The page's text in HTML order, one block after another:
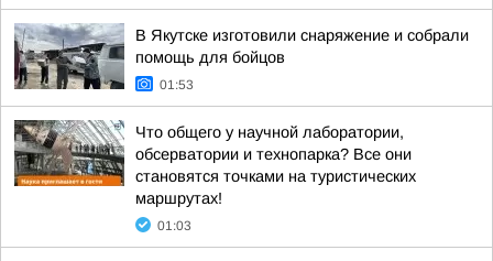
В Якутске изготовили снаряжение и собрали
помощь для бойцов
01:53
Что общего у научной лаборатории,
обсерватории и технопарка? Все они
становятся точками на туристических
маршрутах!
01:03